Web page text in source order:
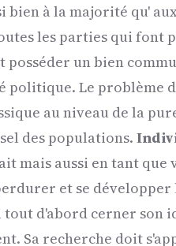
bien à la majorité qu'
les parties qui font
un bien
politique. Le problème
au niveau de la
des populations.
mais aussi en tant que
et se
tout d'abord cerner son
Sa recherche doit